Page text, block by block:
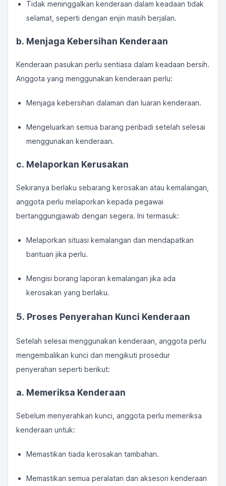
Tidak meninggalkan kenderaan dalam keadaan tidak
selamat, seperti dengan enjin masih berjalan.
b. Menjaga Kebersihan Kenderaan
Kenderaan pasukan perlu sentiasa dalam keadaan bersih.
Anggota yang menggunakan kenderaan perlu:
Menjaga kebersihan dalaman dan luaran kenderaan.
Mengeluarkan semua barang peribadi setelah selesai
menggunakan kenderaan.
c. Melaporkan Kerusakan
Sekiranya berlaku sebarang kerosakan atau kemalangan,
anggota perlu melaporkan kepada pegawai
bertanggungjawab dengan segera. Ini termasuk:
Melaporkan situasi kemalangan dan mendapatkan
bantuan jika perlu.
Mengisi borang laporan kemalangan jika ada
kerosakan yang berlaku.
5. Proses Penyerahan Kunci Kenderaan
Setelah selesai menggunakan kenderaan, anggota perlu
mengembalikan kunci dan mengikuti prosedur
penyerahan seperti berikut:
a. Memeriksa Kenderaan
Sebelum menyerahkan kunci, anggota perlu memeriksa
kenderaan untuk:
Memastikan tiada kerosakan tambahan.
Memastikan semua peralatan dan aksesori kenderaan